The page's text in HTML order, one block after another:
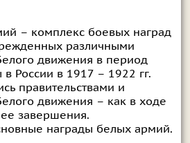
– комплекс боевых наград
различными
движения в период
России в 1917 – 1922 гг.
правительствами и
движения – как в ходе
завершения.
награды белых армий.